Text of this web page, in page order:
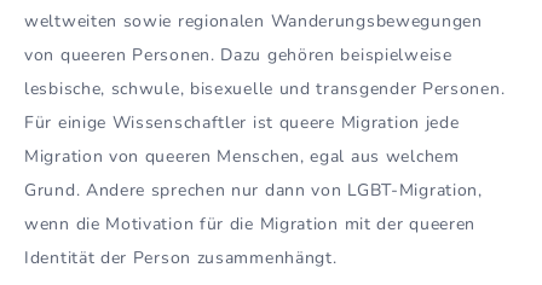
weltweiten sowie regionalen Wanderungsbewegungen
von queeren Personen. Dazu gehören beispielweise
lesbische, schwule, bisexuelle und transgender Personen.
Für einige Wissenschaftler ist queere Migration jede
Migration von queeren Menschen, egal aus welchem
Grund. Andere sprechen nur dann von LGBT-Migration,
wenn die Motivation für die Migration mit der queeren
Identität der Person zusammenhängt.